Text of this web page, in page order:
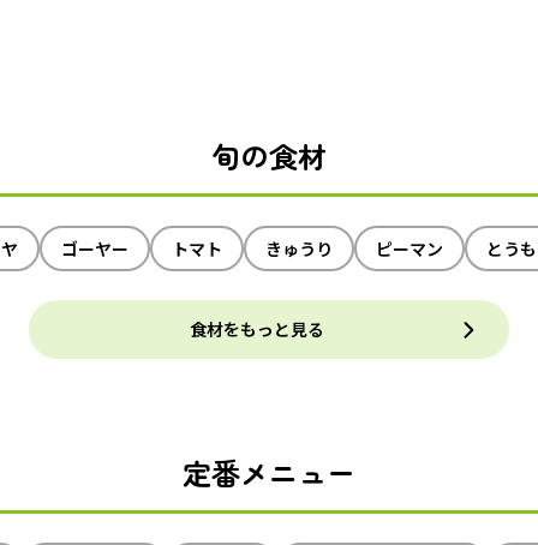
旬の食材
ゴーヤー トマト きゅうり ピーマン とう
食材をもっと見る
定番メニュー